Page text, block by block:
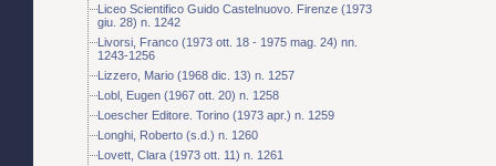
Liceo Scientifico Guido Castelnuovo. Firenze (1973
giu. 28) n. 1242
Livorsi, Franco (1973 ott. 18 - 1975 mag. 24) nn.
1243-1256
Lizzero, Mario (1968 dic. 13) n. 1257
Lobl, Eugen (1967 ott. 20) n. 1258
Loescher Editore. Torino (1973 apr.) n. 1259
Longhi, Roberto (s.d.) n. 1260
Lovett, Clara (1973 ott. 11) n. 1261